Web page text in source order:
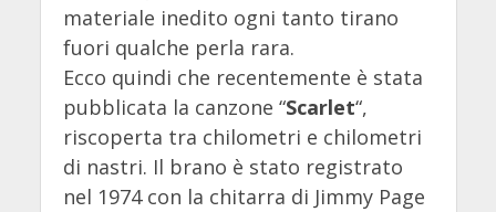
materiale inedito ogni tanto tirano
fuori qualche perla rara.
Ecco quindi che recentemente è stata
pubblicata la canzone “Scarlet“,
riscoperta tra chilometri e chilometri
di nastri. Il brano è stato registrato
nel 1974 con la chitarra di Jimmy Page